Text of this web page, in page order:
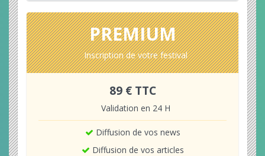
PREMIUM
Inscription de votre festival
89 € TTC
Validation en 24 H
Diffusion de vos news
Diffusion de vos articles